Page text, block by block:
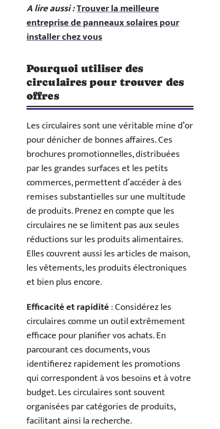
A lire aussi :Trouver la meilleure
entreprise de panneaux solaires pour
installer chez vous
Pourquoi utiliser des
circulaires pour trouver des
offres
Les circulaires sont une véritable mine d’or
pour dénicher de bonnes affaires. Ces
brochures promotionnelles, distribuées
par les grandes surfaces et les petits
commerces, permettent d’accéder à des
remises substantielles sur une multitude
de produits. Prenez en compte que les
circulaires ne se limitent pas aux seules
réductions sur les produits alimentaires.
Elles couvrent aussi les articles de maison,
les vêtements, les produits électroniques
et bien plus encore.
Efficacité et rapidité: Considérez les
circulaires comme un outil extrêmement
efficace pour planifier vos achats. En
parcourant ces documents, vous
identifierez rapidement les promotions
qui correspondent à vos besoins et à votre
budget. Les circulaires sont souvent
organisées par catégories de produits,
facilitant ainsi la recherche.